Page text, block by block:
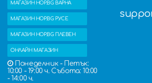
МАГАЗИН HOP.BG ВАРНА
МАГАЗИН HOP.BG РУСЕ
МАГАЗИН HOP.BG ПЛЕВЕН
ОНЛАЙН МАГАЗИН
Понеделник - Петък:
10:00 - 19:00 ч. Събота: 10:00
- 14:00 ч.